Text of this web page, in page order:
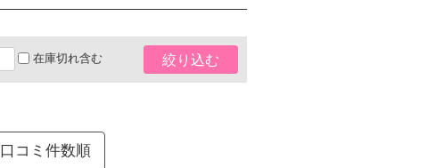
在庫切れ含む 絞り込む
口コミ件数順